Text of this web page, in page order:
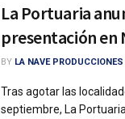
La Portuaria
presentación en
BY LA NAVE PRODUCCIONES
Tras agotar las
septiembre, La